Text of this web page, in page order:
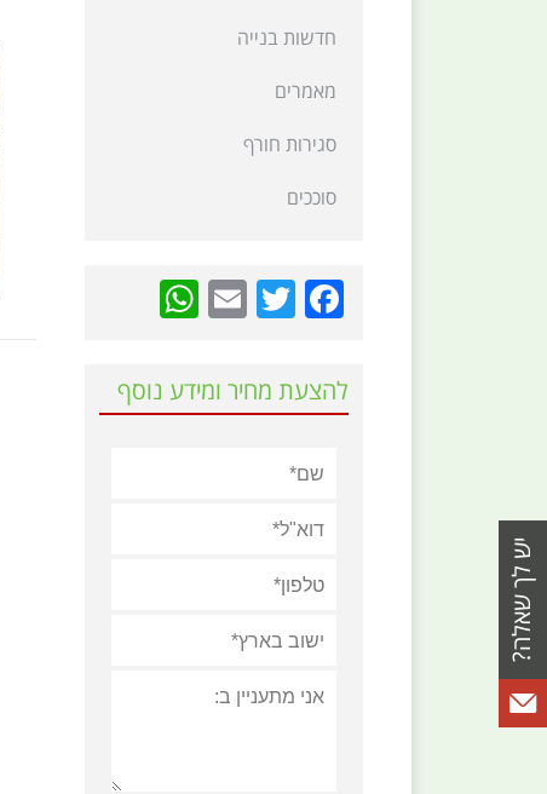
חדשות בנייה
מאמרים
סגירות חורף
סוככים
Facebook
Twitter
Email
להצעת מחיר ומידע נוסף